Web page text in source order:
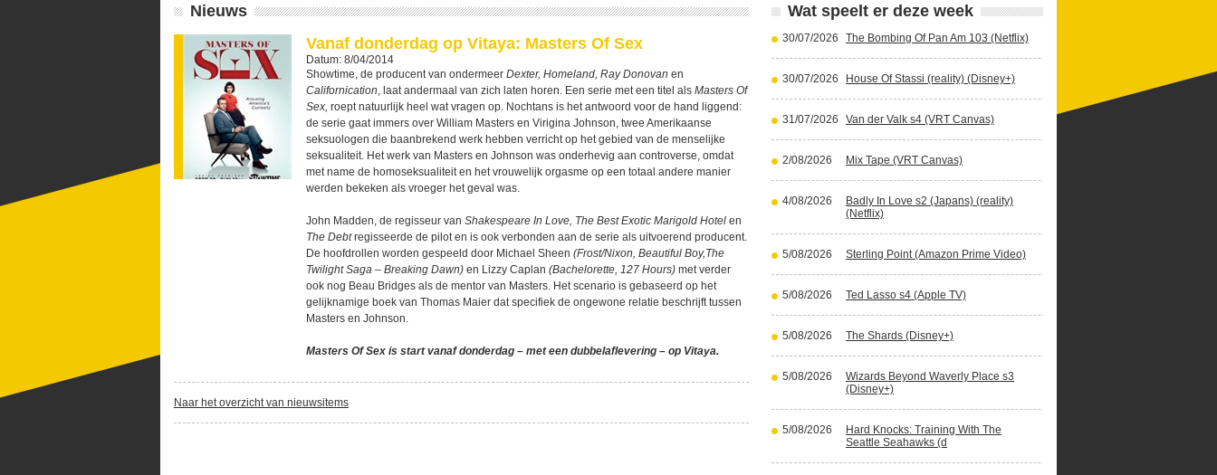
Nieuws
Vanaf donderdag op Vitaya: Masters Of Sex
Datum: 8/04/2014
Showtime, de producent van ondermeer Dexter, Homeland, Ray Donovan en
Californication, laat andermaal van zich laten horen. Een serie met een titel als Masters Of
Sex, roept natuurlijk heel wat vragen op. Nochtans is het antwoord voor de hand liggend:
de serie gaat immers over William Masters en Virigina Johnson, twee Amerikaanse
seksuologen die baanbrekend werk hebben verricht op het gebied van de menselijke
seksualiteit. Het werk van Masters en Johnson was onderhevig aan controverse, omdat
met name de homoseksualiteit en het vrouwelijk orgasme op een totaal andere manier
werden bekeken als vroeger het geval was.
John Madden, de regisseur van Shakespeare In Love, The Best Exotic Marigold Hotel en
The Debtregisseerde de pilot en is ook verbonden aan de serie als uitvoerend producent.
De hoofdrollen worden gespeeld door Michael Sheen (Frost/Nixon, Beautiful Boy,The
Twilight Saga – Breaking Dawn) en Lizzy Caplan (Bachelorette, 127 Hours) met verder
ook nog Beau Bridges als de mentor van Masters. Het scenario is gebaseerd op het
gelijknamige boek van Thomas Maier dat specifiek de ongewone relatie beschrijft tussen
Masters en Johnson.
Masters Of Sex is start vanaf donderdag – met een dubbelaflevering – op Vitaya.
Naar het overzicht van nieuwsitems
Wat speelt er deze week
30/07/2026 The Bombing Of Pan Am 103 (Netflix)
30/07/2026 House Of Stassi (reality) (Disney+)
31/07/2026 Van der Valk s4 (VRT Canvas)
2/08/2026 Mix Tape (VRT Canvas)
4/08/2026
Badly In Love s2 (Japans) (reality)
(Netflix)
5/08/2026 Sterling Point (Amazon Prime Video)
5/08/2026 Ted Lasso s4 (Apple TV)
5/08/2026 The Shards (Disney+)
5/08/2026
Wizards Beyond Waverly Place s3
(Disney+)
5/08/2026
Hard Knocks: Training With The
Seattle Seahawks (d